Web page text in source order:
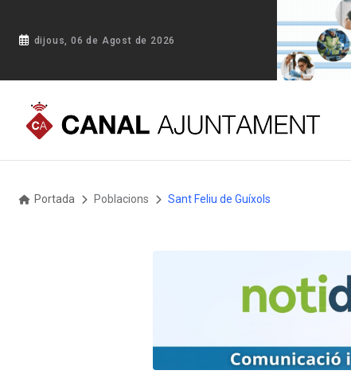
dijous, 06 de Agost de 2026
Portada Poblacions Sant Feliu de Guíxols